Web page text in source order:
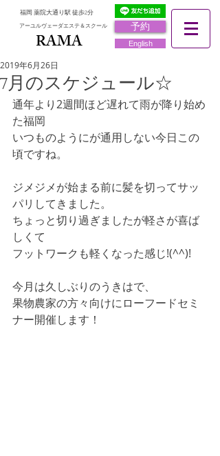
予約
福岡 薬院大通り駅 徒歩2分
アーユルヴェーダエステ＆スクール
RAMA English
7月のスケジュール☆
2019年6月26日
通年より2週間ほど遅れて雨が降り始め
た福岡
いつものようにが通用しない今日この
頃ですね。
ジメジメが始まる前に髪を切ってサッ
パリしてきました。
ちょっと切り過ぎましたが軽さが喜ば
しくて
フットワークも軽くなった感じ!(^^)!
今月は久しぶりのうきはで、
果物農家の方々向けにローフードセミ
ナー開催します！